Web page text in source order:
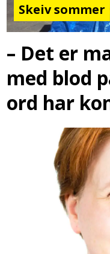
Skeiv sommer
– Det er
med blod
ord har